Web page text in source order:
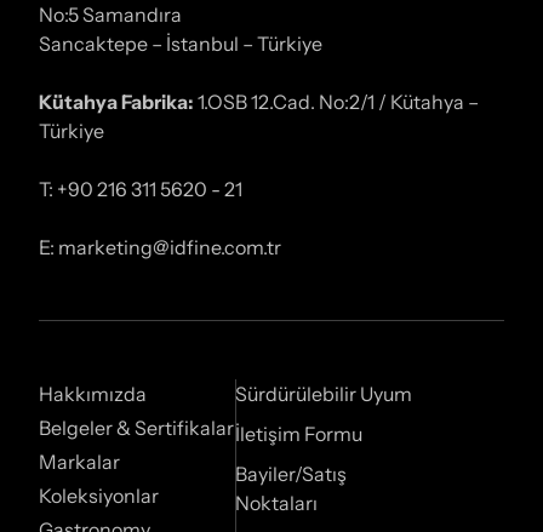
No:5 Samandıra
Sancaktepe – İstanbul – Türkiye
Kütahya Fabrika: 1.OSB 12.Cad. No:2/1 / Kütahya –
Türkiye
T: +90 216 311 5620 - 21
E: marketing@idfine.com.tr
Hakkımızda
Belgeler & Sertifikalar
Markalar
Koleksiyonlar
Sürdürülebilir Uyum
İletişim Formu
Bayiler/Satış
Noktaları